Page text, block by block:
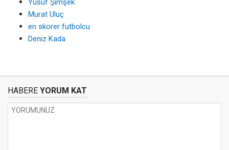
Yusuf Şimşek
Murat Uluç
en skorer futbolcu
Deniz Kada
HABERE YORUM KAT